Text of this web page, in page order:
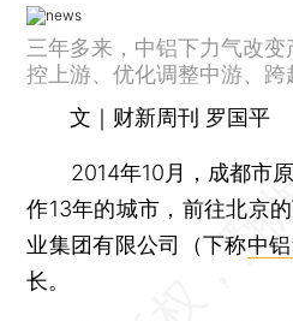
三年多来，中铝下力气改变
控上游、优化调整中游、跨
文｜财新周刊 罗国平
2014年10月，成都市
作13年的城市，前往北京
业集团有限公司（下称中
长。